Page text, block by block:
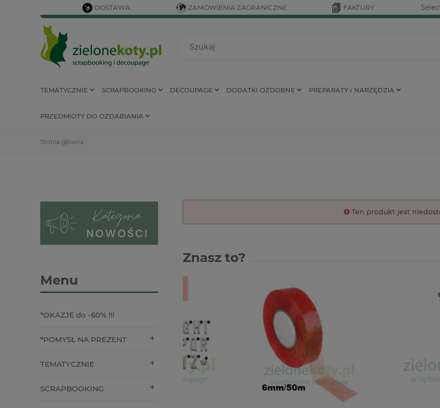
DOSTAWA ZAMÓWIENIA ZAGRANICZNE FAKTURY
TEMATYCZNIE SCRAPBOOKING DECOUPAGE DODATKI OZDOBNE PREPARATY i NARZĘDZIA
PRZEDMIOTY DO OZDABIANIA
Strona główna
Menu
*OKAZJE do -60% !!!
*POMYSŁ NA PREZENT
TEMATYCZNIE
SCRAPBOOKING
Ten produkt jest
Znasz to?
-39%